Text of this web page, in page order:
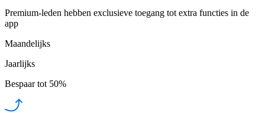
Premium-leden hebben exclusieve toegang tot extra functies in de
app
Maandelijks
Jaarlijks
Bespaar tot 50%